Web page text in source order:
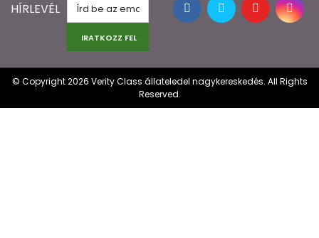
© Copyright 2026 Verity Class állateledel nagykereskedés. All Rights
Reserved.
HÍRLEVÉL
IRATKOZZ FEL